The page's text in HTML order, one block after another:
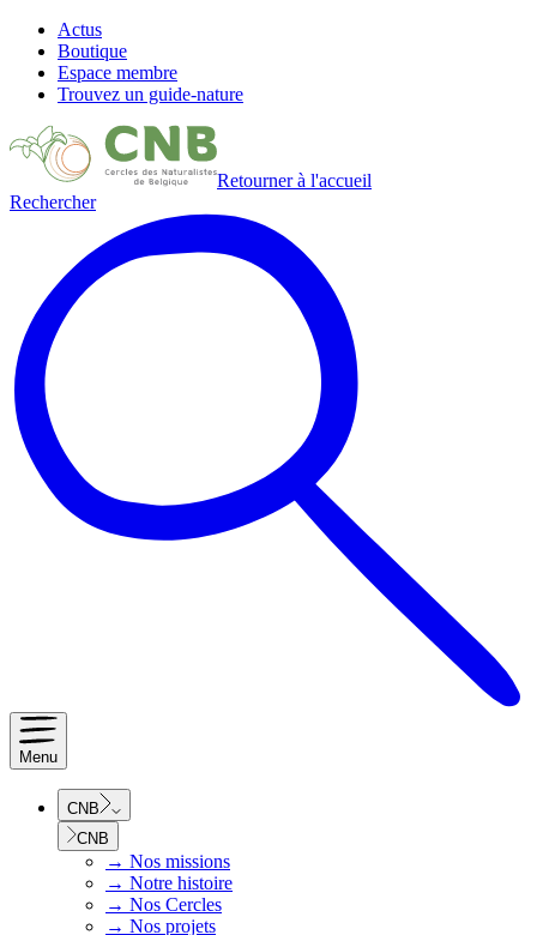
Actus
Boutique
Espace membre
Trouvez un guide-nature
Retourner à l'accueil
Rechercher
Menu
CNB
CNB
→ Nos missions
→ Notre histoire
→ Nos Cercles
→ Nos projets